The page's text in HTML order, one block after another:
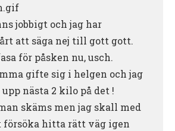
jobbigt och jag har
att säga nej till gott gott.
för påsken nu, usch.
gifte sig i helgen och jag
nästa 2 kilo på det !
skäms men jag skall med
hitta rätt väg igen